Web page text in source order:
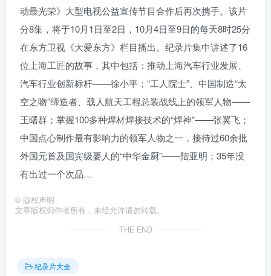
动最光荣》大型电视公益宣传节目合作后再次携手。该片
分8集，将于10月1日至2日，10月4日至9日的每天8时25分
在东方卫视《大爱东方》栏目播出。纪录片集中讲述了16
位上海工匠的故事，其中包括：推动上海汽车行业发展、
汽车行业创新标杆——徐小平；“工人院士”、中国制造“太
空之吻”缔造者、载人航天工程总装战线上的领军人物——
王曙群；掌握100多种焊材焊接技术的“焊神”——张翼飞；
中国点心制作最有影响力的领军人物之一，接待过60余批
外国元首及国宾级要人的“中华金厨”——陆亚明；35年没
有出过一个次品…
© 版权声明
文章版权归作者所有，未经允许请勿转载。
THE END
纪录片大全